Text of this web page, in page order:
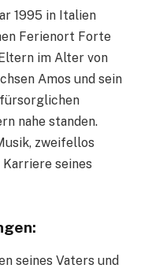
1995 in Italien
Ferienort Forte
im Alter von
Amos und sein
nahe standen.
zweifellos
seines
seines Vaters und